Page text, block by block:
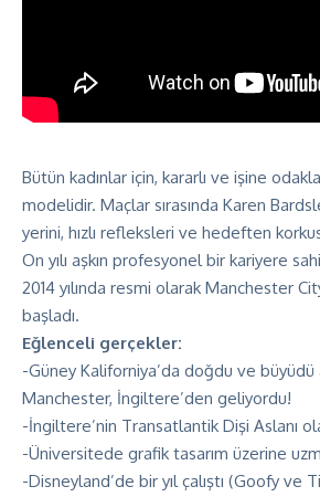
Bütün kadınlar için, kararlı ve işine
modelidir. Maçlar sırasında Karen
yerini, hızlı refleksleri ve hedeften
On yılı aşkın profesyonel bir kariyere
2014 yılında resmi olarak Manchester
başladı.
Eğlenceli gerçekler:
-Güney Kaliforniya’da doğdu ve büyüdü
Manchester, İngiltere’den geliyordu!
-İngiltere’nin Transatlantik Dişi Aslanı
-Üniversitede grafik tasarım üzerine
-Disneyland’de bir yıl çalıştı (Goofy ve